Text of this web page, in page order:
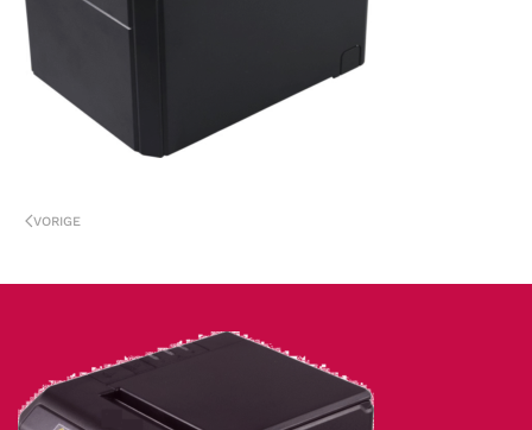
VORIGE